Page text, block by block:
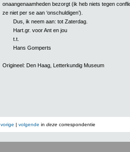
onaangenaamheden bezorgt (ik heb niets tegen
ze niet per se aan ‘onschuldigen’).
Dus, ik neem aan: tot Zaterdag.
Hart.gr. voor Ant en jou
t.t.
Hans Gomperts
Origineel: Den Haag, Letterkundig Museum
vorige | volgende in deze correspondentie